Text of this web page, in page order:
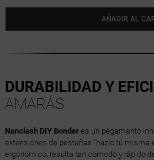
AÑADIR AL
DURABILIDAD Y
AMARÁS
Nanolash DIY Bonderes un pegamento
extensiones de pestañas "hazlo tú misma
ergonómico, resulta tan cómodo y rápido